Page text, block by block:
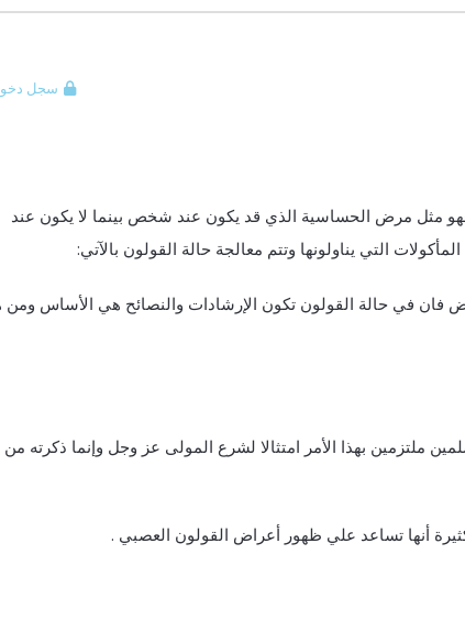
سجل
فهو مثل مرض الحساسية الذي قد يكون عند شخص بينما لا يكون عند
التي يناولونها وتتم معالجة حالة القولون بالآتي:
فان في حالة القولون تكون الإرشادات والنصائح هي الأساس ومن
ملتزمين بهذا الأمر امتثالا لشرع المولى عز وجل وإنما ذكرته
أنها تساعد علي ظهور أعراض القولون العصبي .